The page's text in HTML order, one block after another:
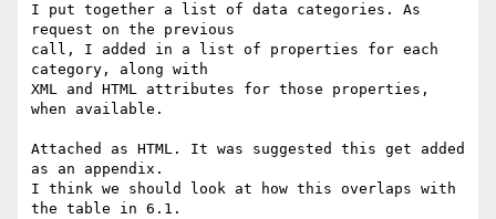
I put together a list of data categories. As
request on the previous
call, I added in a list of properties for each
category, along with
XML and HTML attributes for those properties,
when available.
Attached as HTML. It was suggested this get added
as an appendix.
I think we should look at how this overlaps with
the table in 6.1.